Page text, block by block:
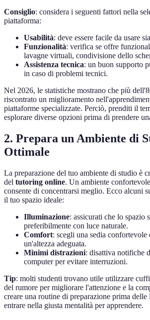
Consiglio: considera i seguenti fattori nella
piattaforma:
Usabilità: deve essere facile da usare
Funzionalità: verifica se offre
lavagne virtuali, condivisione dello
Assistenza tecnica: un buon supporto
in caso di problemi tecnici.
Nel 2026, le statistiche mostrano che più
riscontrato un miglioramento
piattaforme specializzate. Perciò, prenditi il
esplorare diverse opzioni prima di prendere
2. Prepara un Ambiente di
Ottimale
La preparazione del tuo ambiente di studio è
del tutoring online. Un ambiente
consente di concentrarsi meglio. Ecco alcuni
il tuo spazio ideale:
Illuminazione: assicurati che lo spazio
preferibilmente con luce naturale.
Comfort: scegli una sedia confortevole
un'altezza adeguata.
Minimi distrazioni: disattiva notifiche
computer per evitare interruzioni.
Tip: molti studenti trovano utile utilizzare
del rumore per migliorare l'attenzione e la
creare una routine di preparazione prima delle
entrare nella giusta mentalità per apprendere.